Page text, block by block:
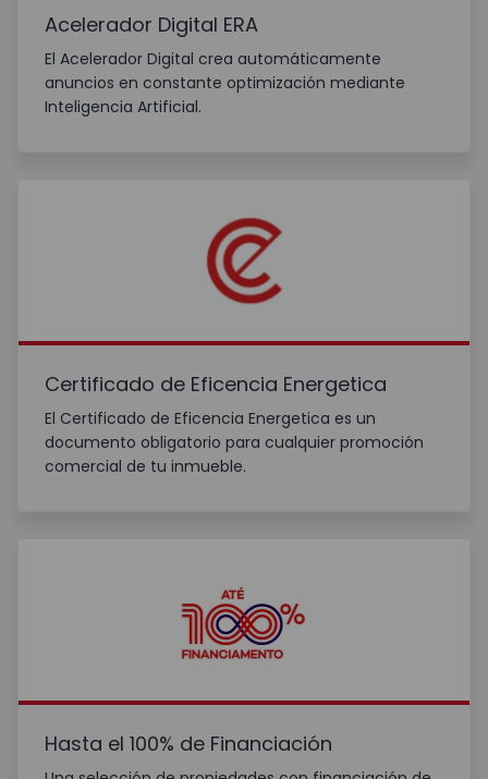
Acelerador Digital ERA
El Acelerador Digital crea automáticamente
anuncios en constante optimización mediante
Inteligencia Artificial.
Certificado de Eficencia Energetica
El Certificado de Eficencia Energetica es un
documento obligatorio para cualquier promoción
comercial de tu inmueble.
Hasta el 100% de Financiación